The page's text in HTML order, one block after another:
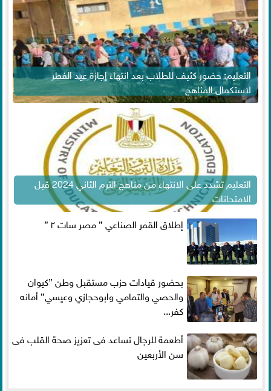
التعليم: حضور كثيف للطلاب بعد انتهاء إجازة عيد الفطر
لاستكمال المناهج
التعليم تشدد على الانتهاء من مناهج الترم الثاني 2024 قبل
الامتحانات
إطلاق القمر الصناعي ” مصر سات ٢ ”
بحضور قيادات حزب مستقبل وطن ”كيوان
والحصي والتمامي وابوحجازي وعيسي” أمانه
كفر...
أطعمة للرجال تساعد فى تعزيز صحة القلب فى
سن الأربعين